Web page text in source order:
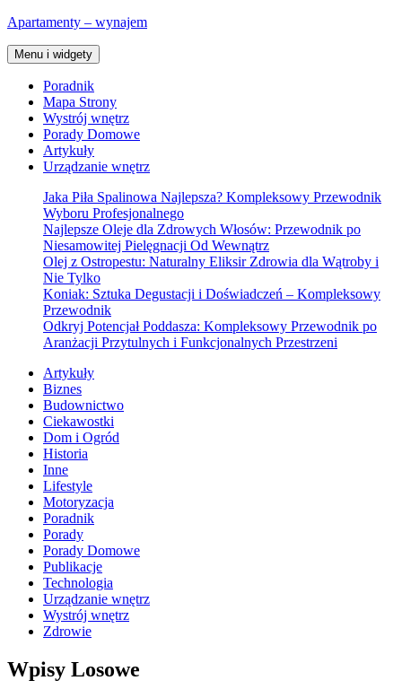
Przejdź
treści
Apartamenty – wynajem
Menu i widgety
Poradnik
Mapa Strony
Wystrój wnętrz
Porady Domowe
Artykuły
Urządzanie wnętrz
Jaka Piła Spalinowa Najlepsza? Kompleksowy Przewodnik
Wyboru Profesjonalnego
Najlepsze Oleje dla Zdrowych Włosów: Przewodnik po
Niesamowitej Pielęgnacji Od Wewnątrz
Olej z Ostropestu: Naturalny Eliksir Zdrowia dla Wątroby i
Nie Tylko
Koniak: Sztuka Degustacji i Doświadczeń – Kompleksowy
Przewodnik
Odkryj Potencjał Poddasza: Kompleksowy Przewodnik po
Aranżacji Przytulnych i Funkcjonalnych Przestrzeni
Artykuły
Biznes
Budownictwo
Ciekawostki
Dom i Ogród
Historia
Inne
Lifestyle
Motoryzacja
Poradnik
Porady
Porady Domowe
Publikacje
Technologia
Urządzanie wnętrz
Wystrój wnętrz
Zdrowie
Wpisy Losowe